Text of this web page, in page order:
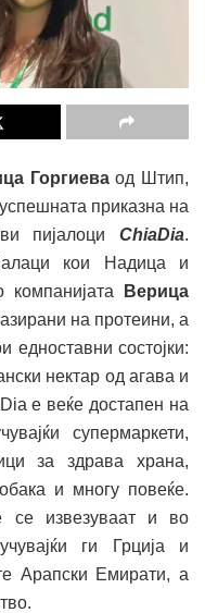
Горгиеваод Штип,
приказна на
пијалоци ChiaDia.
кои Надица и
компанијата
Верица
на протеини, а
едноставни состојки:
нектар од агава и
е веќе достапен на
супермаркети,
за здрава храна,
и многу повеќе.
се извезуваат и во
ги Грција и
Арапски Емирати, а